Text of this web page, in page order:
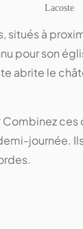
Lacoste
situés à
pour son
abrite le
Combinez ces
journée.